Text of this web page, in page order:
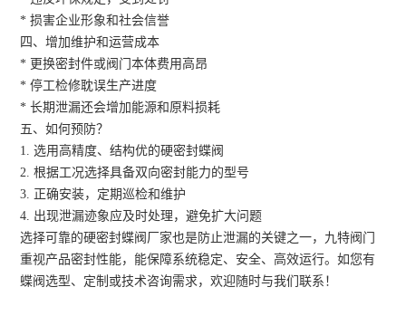
* 损害企业形象和社会信誉
四、增加维护和运营成本
* 更换密封件或阀门本体费用高昂
* 停工检修耽误生产进度
* 长期泄漏还会增加能源和原料损耗
五、如何预防？
1. 选用高精度、结构优的硬密封蝶阀
2. 根据工况选择具备双向密封能力的型号
3. 正确安装，定期巡检和维护
4. 出现泄漏迹象应及时处理，避免扩大问题
选择可靠的硬密封蝶阀厂家也是防止泄漏的关键之一，九特阀门
重视产品密封性能，能保障系统稳定、安全、高效运行。如您有
蝶阀选型、定制或技术咨询需求，欢迎随时与我们联系！